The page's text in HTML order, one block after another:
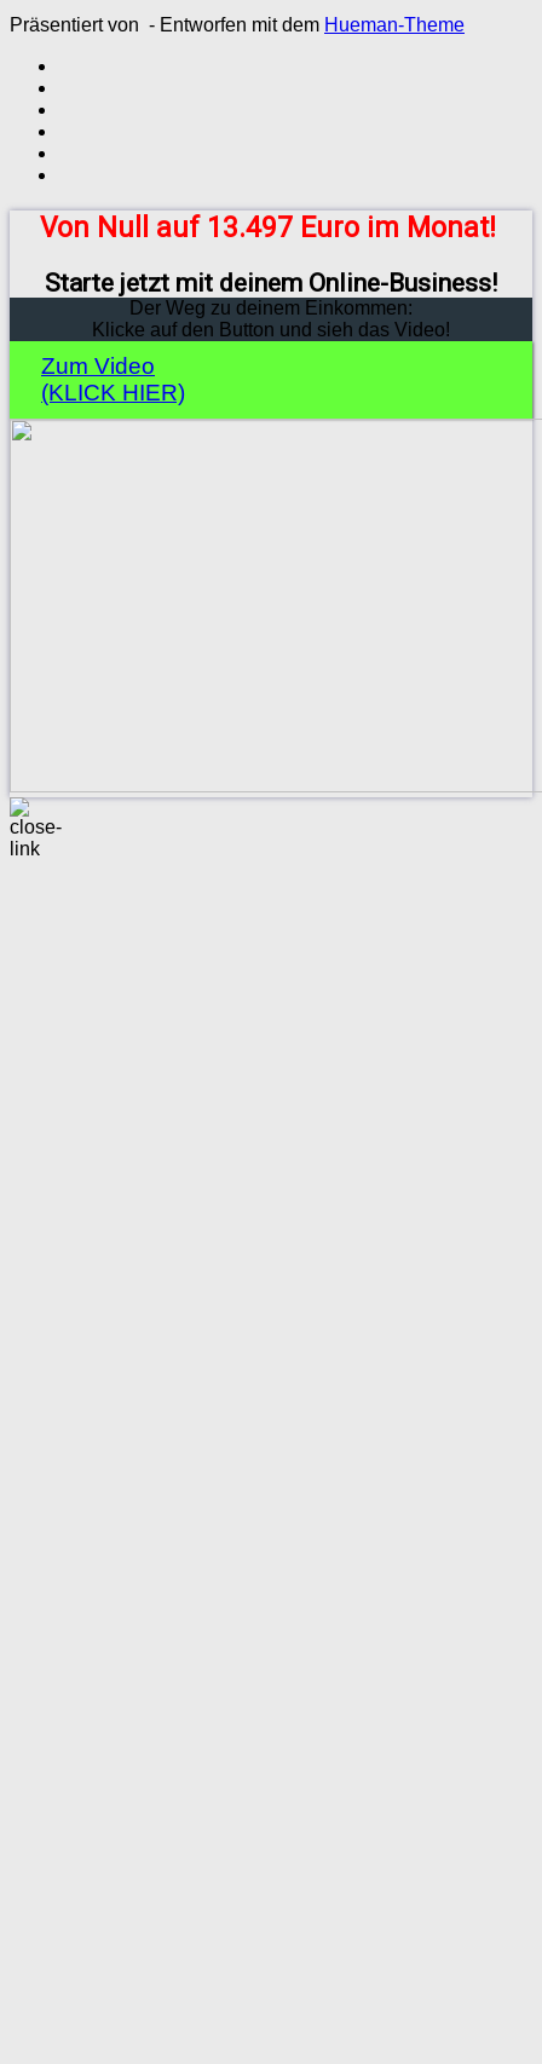
Präsentiert von - Entworfen mit dem Hueman-Theme
Von Null auf 13.497 Euro im Monat!
Starte jetzt mit deinem Online-Business!
Der Weg zu deinem Einkommen:
Klicke auf den Button und sieh das Video!
Zum Video
(KLICK HIER)